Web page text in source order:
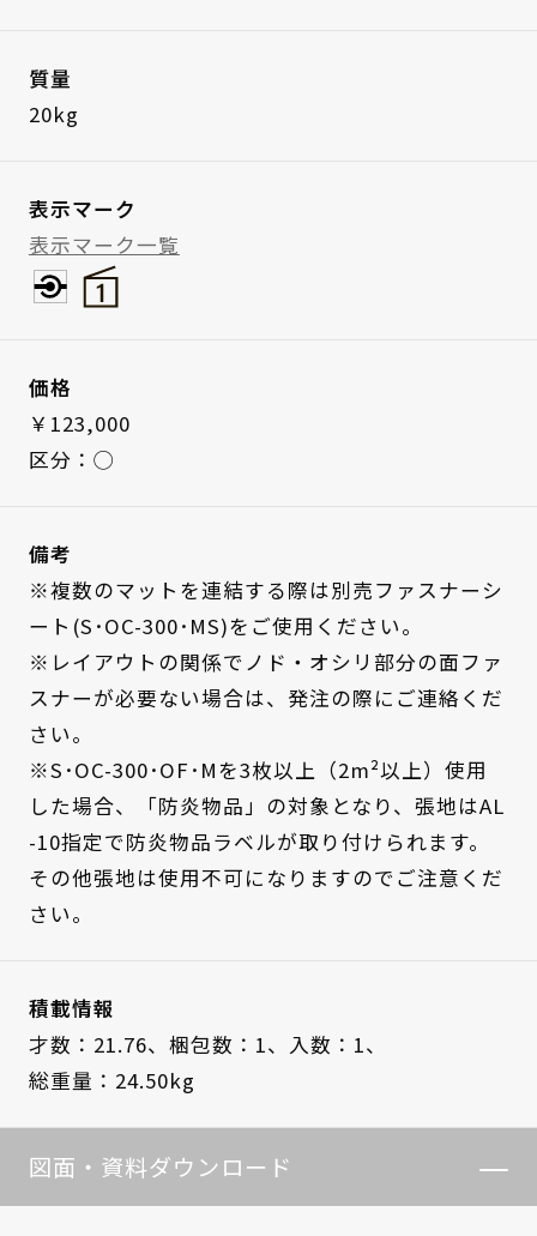
質量
20kg
表示マーク
表示マーク一覧
価格
￥123,000
区分：◯
備考
※複数のマットを連結する際は別売ファスナーシ
ート(S･OC-300･MS)をご使用ください。
※レイアウトの関係でノド・オシリ部分の面ファ
スナーが必要ない場合は、発注の際にご連絡くだ
さい。
※S･OC-300･OF･Mを3枚以上（2m²以上）使用
した場合、「防炎物品」の対象となり、張地はAL
-10指定で防炎物品ラベルが取り付けられます。
その他張地は使用不可になりますのでご注意くだ
さい。
積載情報
才数：21.76、 梱包数：1、
入数：1、
総重量：24.50kg
図面・資料ダウンロード